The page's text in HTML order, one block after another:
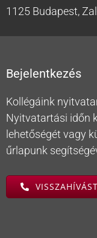
1125 Budapest,
Bejelentkezés
Kollégáink
Nyitvatartási időn
lehetőségét vagy
űrlapunk